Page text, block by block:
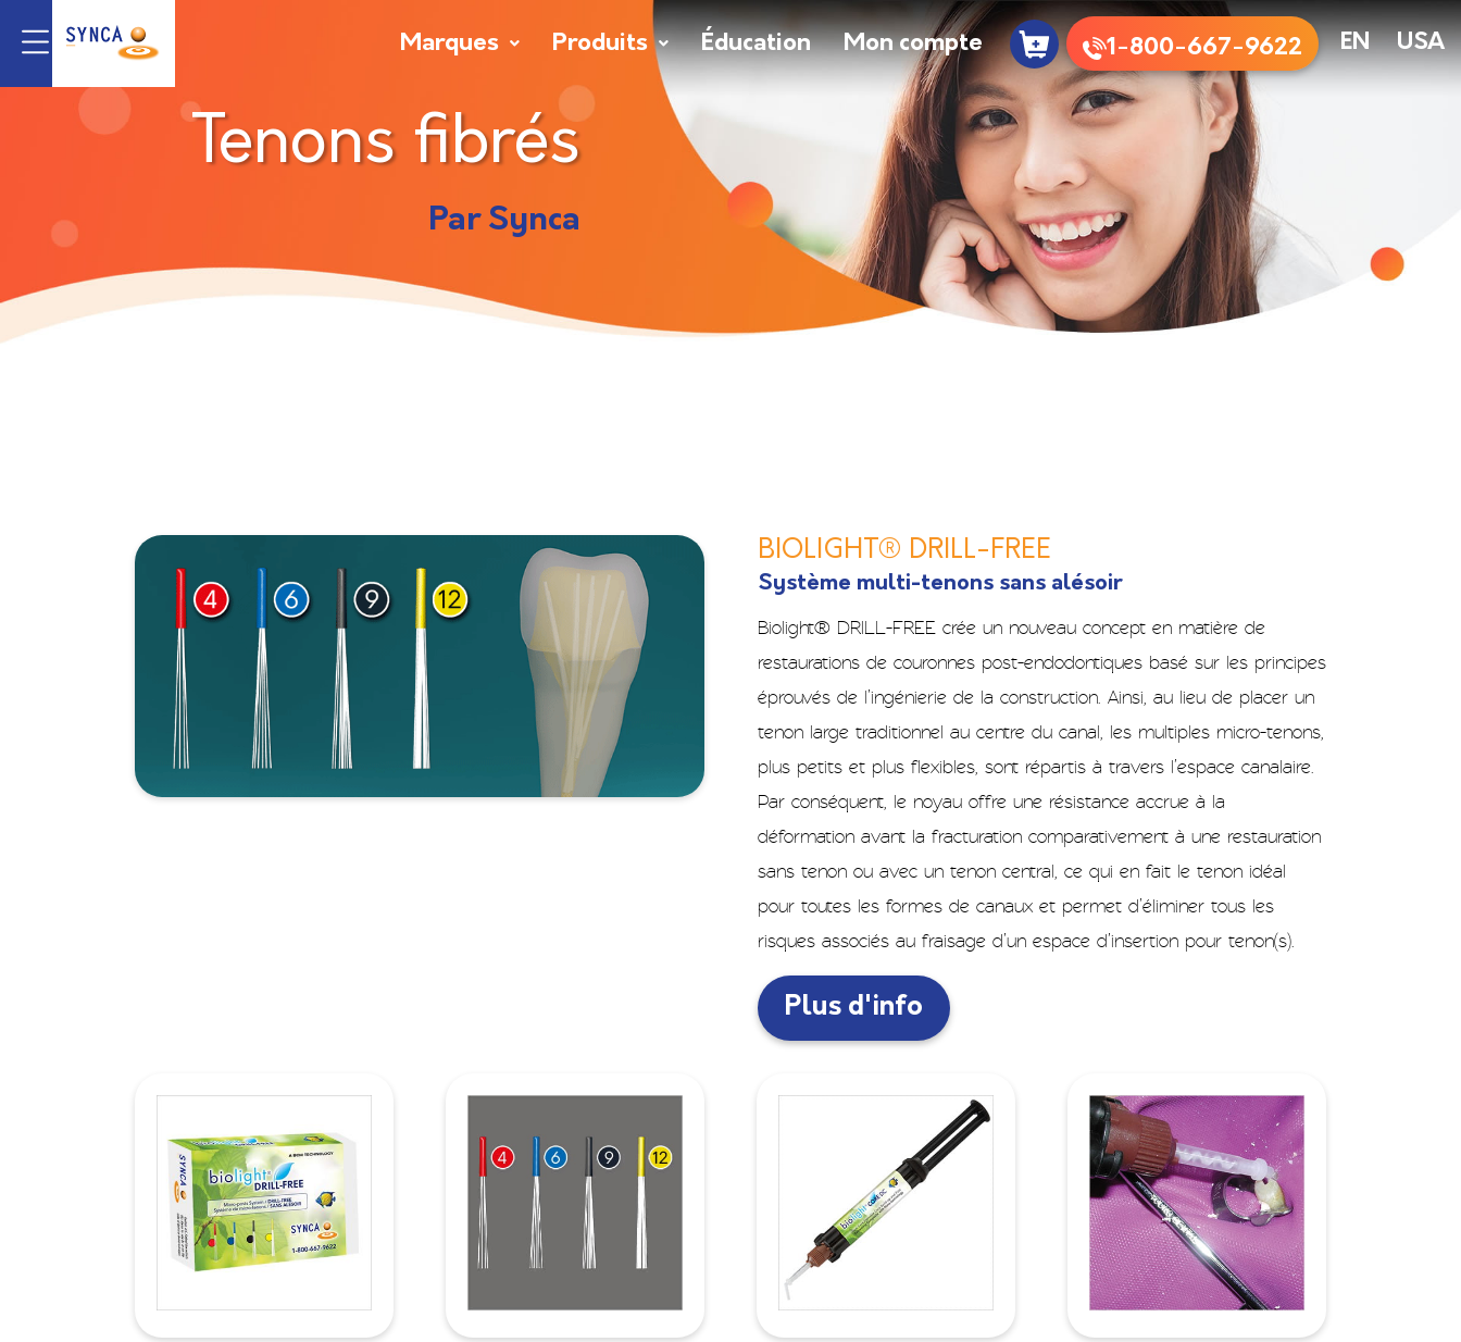
Marques Produits Éducation Mon compte 1-800-667-9622 EN USA
Tenons fibrés
Par Synca
BIOLIGHT® DRILL-FREE
Système multi-tenons sans alésoir
Biolight® DRILL-FREE crée un nouveau concept en matière de
restaurations de couronnes post-endodontiques basé sur les principes
éprouvés de l’ingénierie de la construction. Ainsi, au lieu de placer un
tenon large traditionnel au centre du canal, les multiples micro-tenons,
plus petits et plus flexibles, sont répartis à travers l’espace canalaire.
Par conséquent, le noyau offre une résistance accrue à la
déformation avant la fracturation comparativement à une restauration
sans tenon ou avec un tenon central, ce qui en fait le tenon idéal
pour toutes les formes de canaux et permet d’éliminer tous les
risques associés au fraisage d’un espace d’insertion pour tenon(s).
Plus d'info